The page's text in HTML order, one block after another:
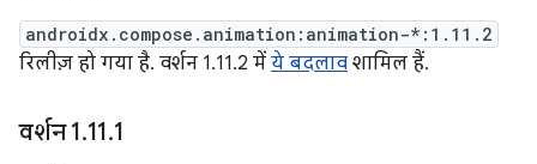
androidx.compose.animation:animation-*:1.11.2
रिलीज़ हो गया है. वर्शन 1.11.2 में ये बदलाव शामिल हैं.
वर्शन 1.11.1